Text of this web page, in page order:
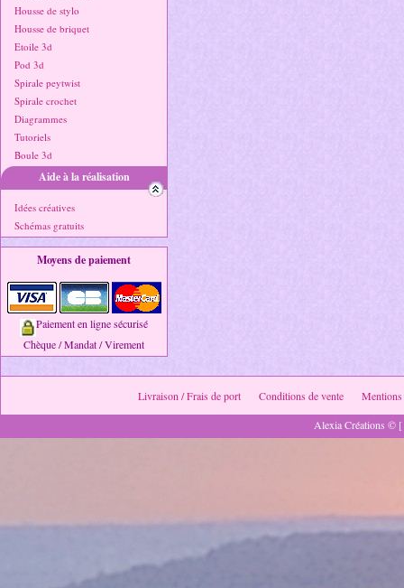
Housse de stylo
Housse de briquet
Etoile 3d
Pod 3d
Spirale peytwist
Spirale crochet
Diagrammes
Tutoriels
Boule 3d
Aide à la réalisation
Idées créatives
Schémas gratuits
Moyens de paiement
Paiement en ligne sécurisé
Chèque / Mandat / Virement
Livraison / Frais de port Conditions de vente
Mentions
Alexia Créations ©